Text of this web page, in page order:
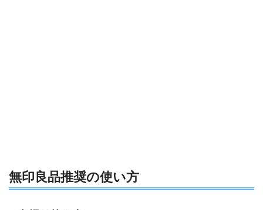
無印良品推奨の使い方